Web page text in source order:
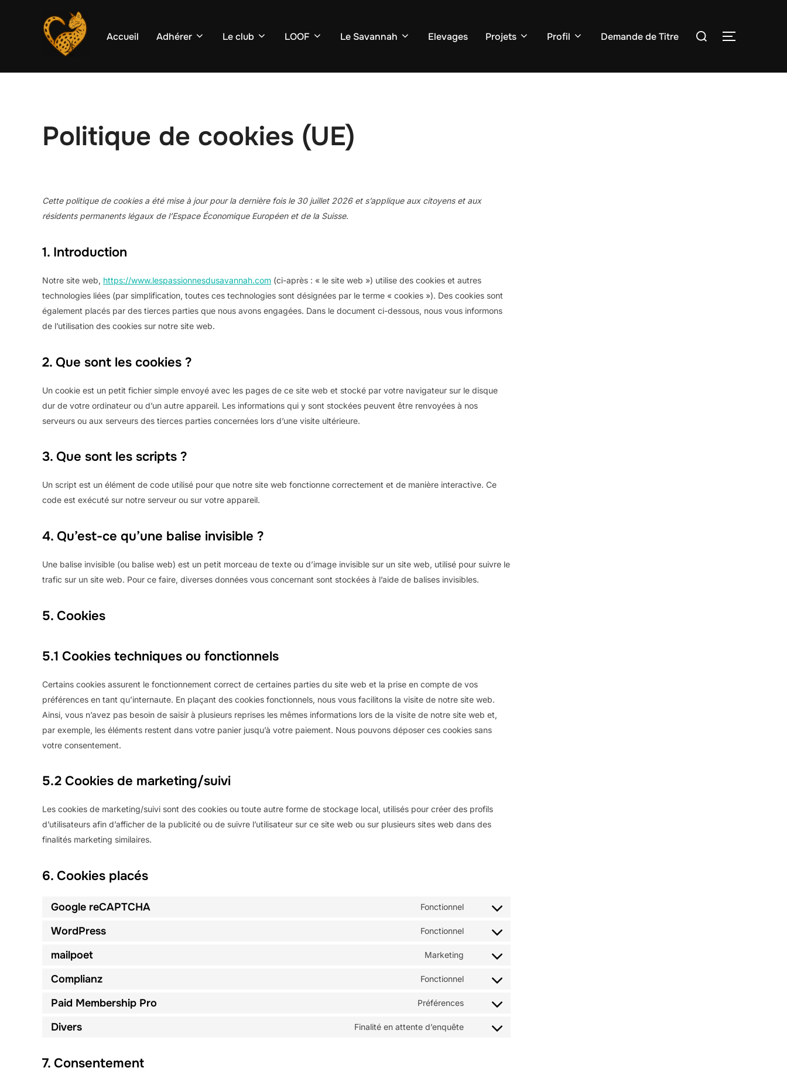
Accueil Adhérer Le club LOOF Le Savannah Elevages Projets Profil Demande de Titre
Rechercher :
Politique de cookies (UE)
Cette politique de cookies a été mise à jour pour la dernière fois le 30 juillet 2026 et s’applique aux citoyens et aux
résidents permanents légaux de l’Espace Économique Européen et de la Suisse.
1. Introduction
Notre site web, https://www.lespassionnesdusavannah.com (ci-après : « le site web ») utilise des cookies et autres
technologies liées (par simplification, toutes ces technologies sont désignées par le terme « cookies »). Des cookies sont
également placés par des tierces parties que nous avons engagées. Dans le document ci-dessous, nous vous informons
de l’utilisation des cookies sur notre site web.
2. Que sont les cookies ?
Un cookie est un petit fichier simple envoyé avec les pages de ce site web et stocké par votre navigateur sur le disque
dur de votre ordinateur ou d’un autre appareil. Les informations qui y sont stockées peuvent être renvoyées à nos
serveurs ou aux serveurs des tierces parties concernées lors d’une visite ultérieure.
3. Que sont les scripts ?
Un script est un élément de code utilisé pour que notre site web fonctionne correctement et de manière interactive. Ce
code est exécuté sur notre serveur ou sur votre appareil.
4. Qu’est-ce qu’une balise invisible ?
Une balise invisible (ou balise web) est un petit morceau de texte ou d’image invisible sur un site web, utilisé pour suivre le
trafic sur un site web. Pour ce faire, diverses données vous concernant sont stockées à l’aide de balises invisibles.
5. Cookies
5.1 Cookies techniques ou fonctionnels
Certains cookies assurent le fonctionnement correct de certaines parties du site web et la prise en compte de vos
préférences en tant qu’internaute. En plaçant des cookies fonctionnels, nous vous facilitons la visite de notre site web.
Ainsi, vous n’avez pas besoin de saisir à plusieurs reprises les mêmes informations lors de la visite de notre site web et,
par exemple, les éléments restent dans votre panier jusqu’à votre paiement. Nous pouvons déposer ces cookies sans
votre consentement.
5.2 Cookies de marketing/suivi
Les cookies de marketing/suivi sont des cookies ou toute autre forme de stockage local, utilisés pour créer des profils
d’utilisateurs afin d’afficher de la publicité ou de suivre l’utilisateur sur ce site web ou sur plusieurs sites web dans des
finalités marketing similaires.
6. Cookies placés
Google reCAPTCHA Fonctionnel
Consent
google-
WordPress Fonctionnel
Consent
wordpress
mailpoet Marketing
Consent
mailpoet
Complianz Fonctionnel
Consent
complianz
Paid Membership Pro Préférences
Consent
Divers Finalité en attente d’enquête
Consent
7. Consentement